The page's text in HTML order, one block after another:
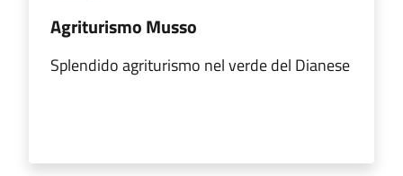
Agriturismo Musso
Splendido agriturismo nel verde del Dianese